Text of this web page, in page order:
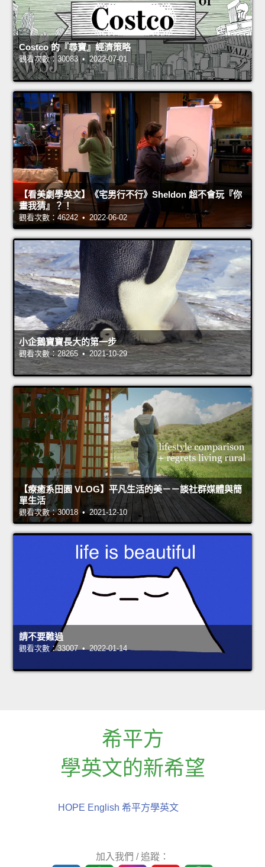
Costco 的『尋寶』經濟策略
觀看次數：30083 • 2022-07-01
【看美劇學英文】《宅男行不行》Sheldon 超不會玩『你
畫我猜』？！
觀看次數：46242 • 2022-06-02
小企鵝寶寶長大的第一步
觀看次數：28265 • 2021-10-29
【療癒系田園 VLOG】平凡生活的美－－談社群媒體與簡
單生活
觀看次數：30018 • 2021-12-10
請不要難過
觀看次數：33007 • 2022-01-14
希平方
學英文的新希望
HOPE English 希平方學英文
加入我們 / 追蹤：